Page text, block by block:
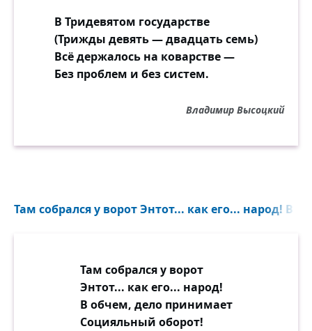
В Тридевятом государстве
(Трижды девять — двадцать семь)
Всё держалось на коварстве —
Без проблем и без систем.
Владимир Высоцкий
Там собрался у ворот Энтот... как его... народ! В
Там собрался у ворот
Энтот... как его... народ!
В обчем, дело принимает
Социяльный оборот!